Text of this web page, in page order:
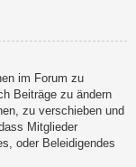
im Forum zu
Beiträge zu ändern
zu verschieben und
Mitglieder
oder Beleidigendes